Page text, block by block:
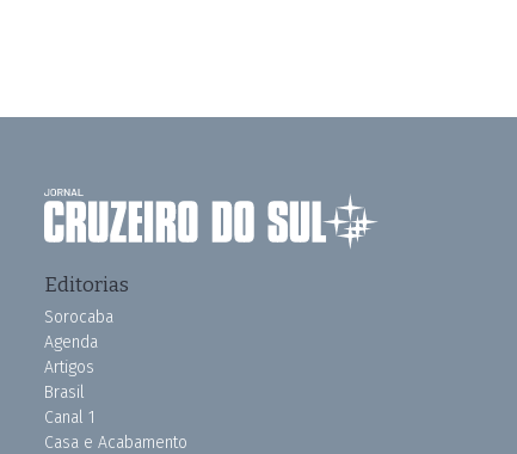
Editorias
Sorocaba
Agenda
Artigos
Brasil
Canal 1
Casa e Acabamento